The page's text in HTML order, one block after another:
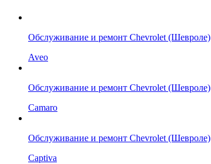
Обслуживание и ремонт Chevrolet (Шевроле)
Aveo
Обслуживание и ремонт Chevrolet (Шевроле)
Camaro
Обслуживание и ремонт Chevrolet (Шевроле)
Captiva